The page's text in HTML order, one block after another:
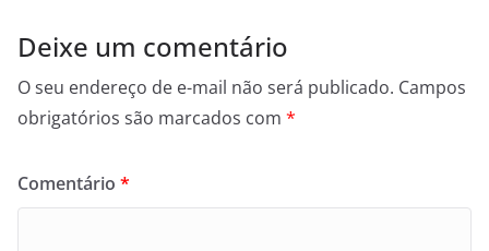
Deixe um comentário
O seu endereço de e-mail não será publicado. Campos
obrigatórios são marcados com *
Comentário *